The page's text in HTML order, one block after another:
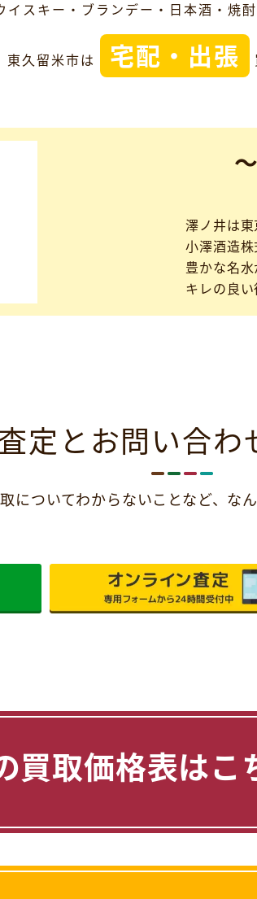
スキー・ブランデー・日本酒・焼
東久留米市は 宅配・出張
澤ノ井は
小澤酒造株
豊かな名
キレの良い
定とお問い合わ
についてわからないことなど、 な
買取価格表は